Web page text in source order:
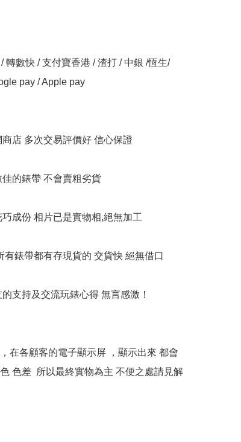
轉數快 / 支付寶香港 / 渣打 / 中銀 /恆生/
pay / Apple pay
店 多次交易評價好 信心保證
的錶帶 不會賣粗劣貨
成份 相片已是實物相,絕無加工
有錶帶都有存現貨的 交貨快 絕無借口
支持及交流玩錶心得 無言感激！
在各顧客的電子顯示屏 ，顯示出來 都會
色差  所以最終實物為主 不便之處請見解